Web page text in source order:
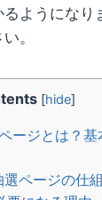
ようになり
。
[hide]
ージとは？
ページの仕